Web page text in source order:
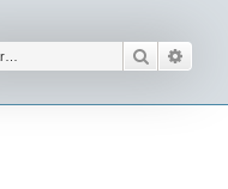
Pesquisar